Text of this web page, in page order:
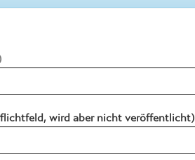
wird aber nicht veröffentlicht)